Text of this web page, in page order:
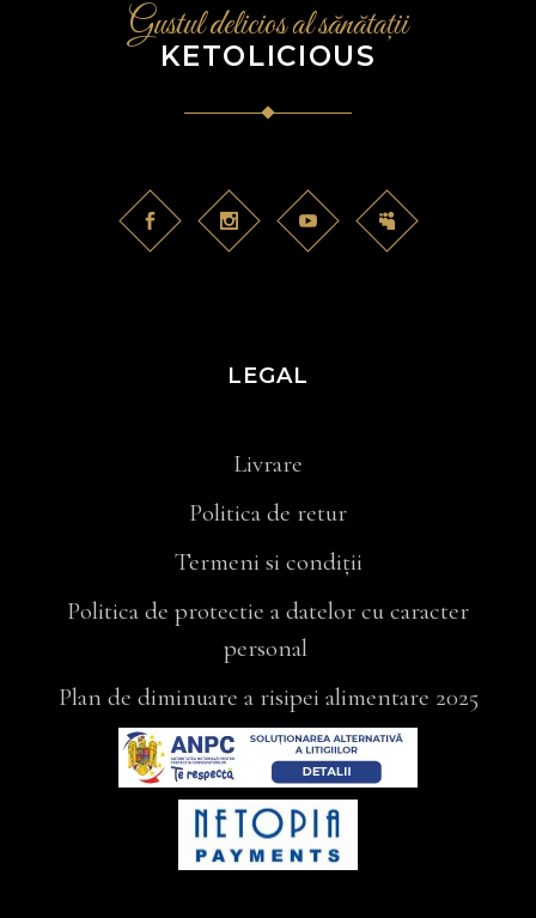
Gustul delicios al sănătații
KETOLICIOUS
LEGAL
Livrare
Politica de retur
Termeni si condiții
Politica de protectie a datelor cu caracter
personal
Plan de diminuare a risipei alimentare 2025